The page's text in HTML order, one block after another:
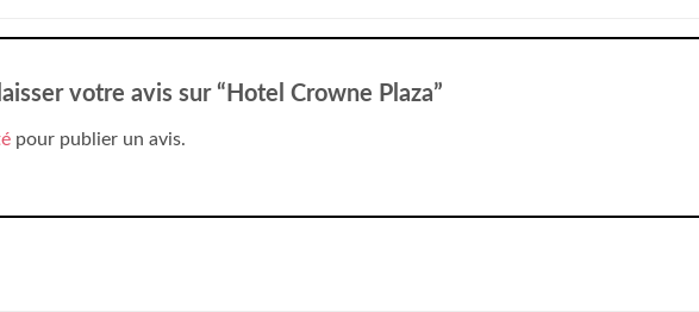
votre avis sur “Hotel Crowne Plaza”
pour publier un avis.